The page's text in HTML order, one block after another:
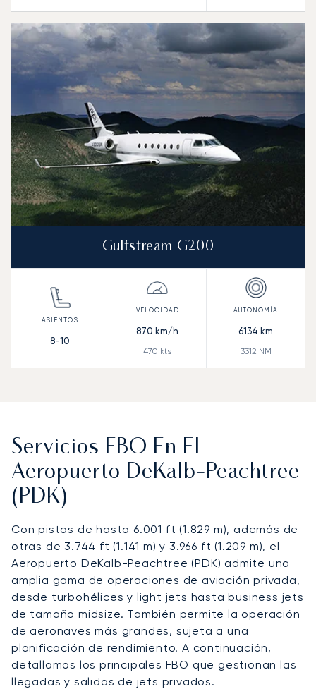
Gulfstream G200
8-10
870 km/h
470 kts
6134 km
3312 NM
Servicios FBO En El
Aeropuerto DeKalb-Peachtree
(PDK)
Con pistas de hasta 6.001 ft (1.829 m), además de
otras de 3.744 ft (1.141 m) y 3.966 ft (1.209 m), el
Aeropuerto DeKalb-Peachtree (PDK) admite una
amplia gama de operaciones de aviación privada,
desde turbohélices y light jets hasta business jets
de tamaño midsize. También permite la operación
de aeronaves más grandes, sujeta a una
planificación de rendimiento. A continuación,
detallamos los principales FBO que gestionan las
llegadas y salidas de jets privados.